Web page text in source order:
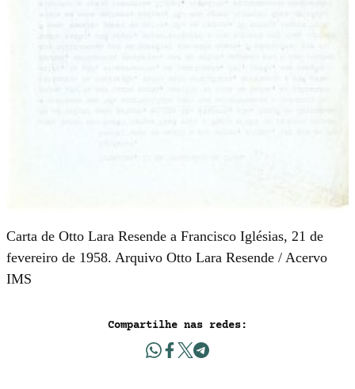
Carta de Otto Lara Resende a Francisco Iglésias, 21 de
fevereiro de 1958. Arquivo Otto Lara Resende / Acervo
IMS
Compartilhe nas redes: